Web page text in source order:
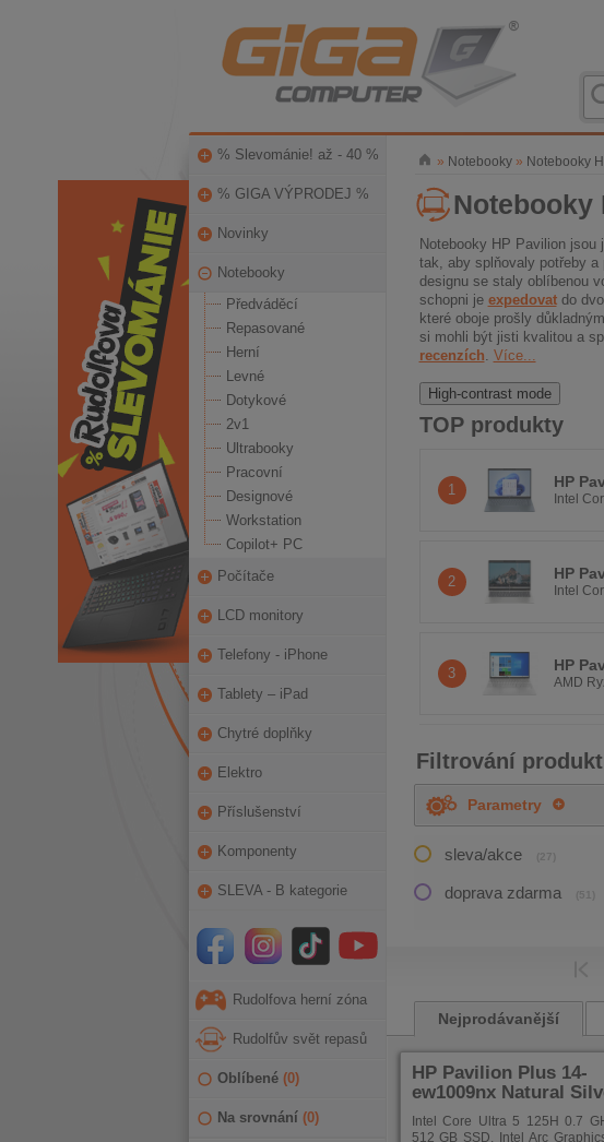
% Slevománie! až - 40 %
% GIGA VÝPRODEJ %
Novinky
Notebooky
Předváděcí
Repasované
Herní
Levné
Dotykové
2v1
Ultrabooky
Pracovní
Designové
Workstation
Copilot+ PC
Počítače
LCD monitory
Telefony - iPhone
Tablety – iPad
Chytré doplňky
Elektro
Příslušenství
Komponenty
SLEVA - B kategorie
Rudolfova herní zóna
Rudolfův svět repasů
Oblíbené (0)
Na srovnání (0)
» Notebooky» Notebooky
Notebooky
Notebooky HP Pavilion
tak, aby splňovaly potřeby
designu se staly oblíbenou
schopni je expedovatdo
které oboje prošly
si mohli být jisti kvalitou a
recenzích. Více...
High-contrast mode
TOP produkty
1 HP
Intel
2 HP
Intel
3 HP
AMD
Filtrování
Parametry
sleva/akce
doprava zdarma
Nejprodávanější
HP Pavilion Plus 14-
ew1009nx Natural
Intel Core Ultra 5 125H 0.7
512 GB SSD, Intel Arc